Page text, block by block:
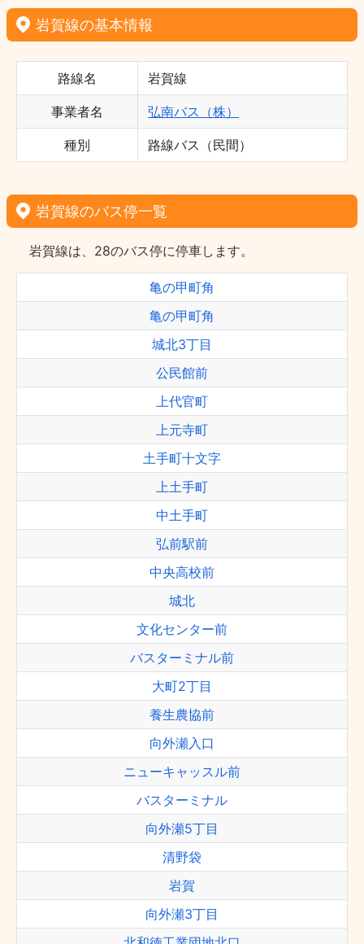
岩賀線の基本情報
路線名 岩賀線
事業者名 弘南バス（株）
種別 路線バス（民間）
岩賀線のバス停一覧
岩賀線は、28のバス停に停車します。
亀の甲町角
亀の甲町角
城北3丁目
公民館前
上代官町
上元寺町
土手町十文字
上土手町
中土手町
弘前駅前
中央高校前
城北
文化センター前
バスターミナル前
大町2丁目
養生農協前
向外瀬入口
ニューキャッスル前
バスターミナル
向外瀬5丁目
清野袋
岩賀
向外瀬3丁目